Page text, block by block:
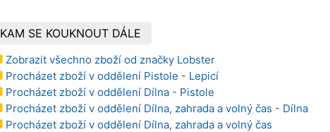
KAM SE KOUKNOUT DÁLE
Zobrazit všechno zboží od značky Lobster
Procházet zboží v oddělení Pistole - Lepicí
Procházet zboží v oddělení Dílna - Pistole
Procházet zboží v oddělení Dílna, zahrada a volný čas - Dílna
Procházet zboží v oddělení Dílna, zahrada a volný čas